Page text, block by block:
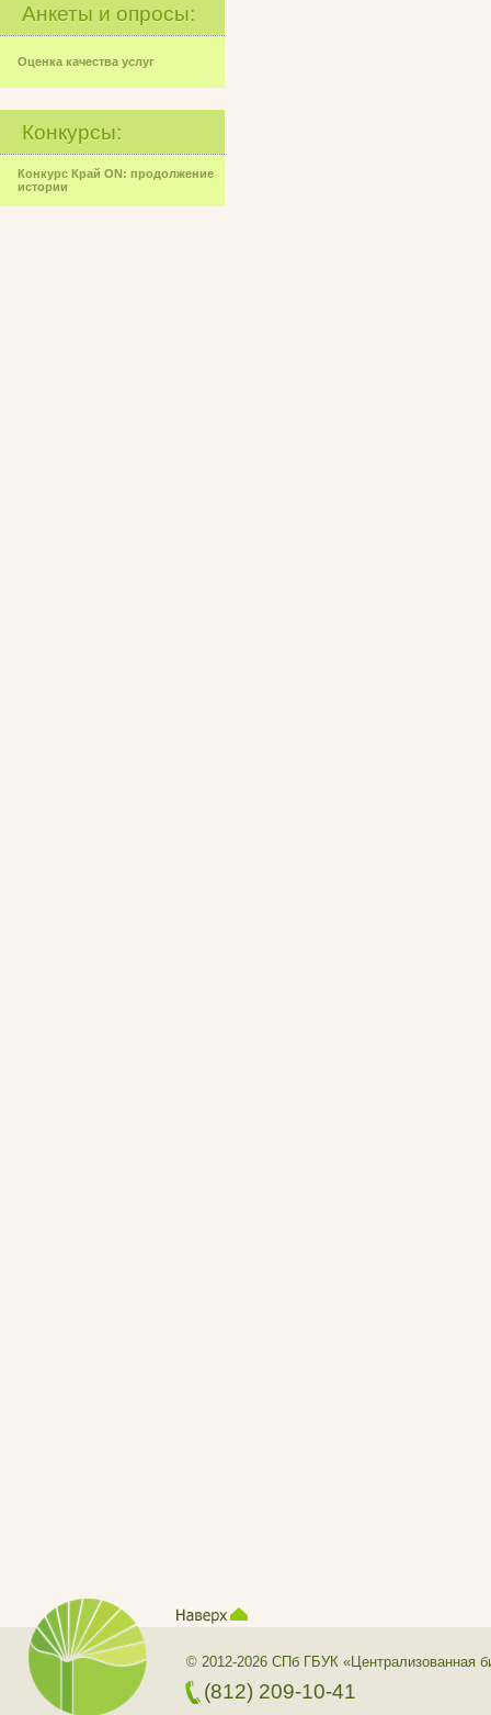
Анкеты и опросы:
Оценка качества услуг
Конкурсы:
Конкурс Край ON: продолжение
истории
© 2012-2026 СПб ГБУК «Централизованная
(812) 209-10-41